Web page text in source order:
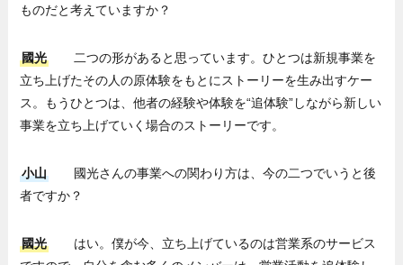
ものだと考えていますか？
國光
二つの形があると思っています。ひとつは新規事業を
立ち上げたその人の原体験をもとにストーリーを生み出すケー
ス。もうひとつは、他者の経験や体験を“追体験”しながら新しい
事業を立ち上げていく場合のストーリーです。
小山
國光さんの事業への関わり方は、今の二つでいうと後
者ですか？
國光
はい。僕が今、立ち上げているのは営業系のサービス